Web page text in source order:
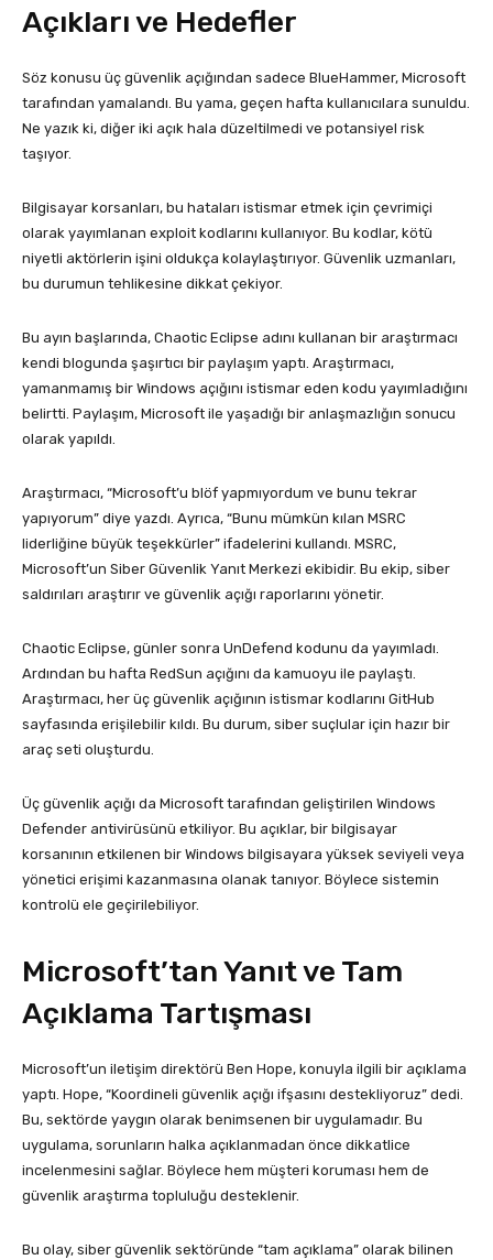
Açıkları ve Hedefler
Söz konusu üç güvenlik açığından sadece BlueHammer, Microsoft
tarafından yamalandı. Bu yama, geçen hafta kullanıcılara sunuldu.
Ne yazık ki, diğer iki açık hala düzeltilmedi ve potansiyel risk
taşıyor.
Bilgisayar korsanları, bu hataları istismar etmek için çevrimiçi
olarak yayımlanan exploit kodlarını kullanıyor. Bu kodlar, kötü
niyetli aktörlerin işini oldukça kolaylaştırıyor. Güvenlik uzmanları,
bu durumun tehlikesine dikkat çekiyor.
Bu ayın başlarında, Chaotic Eclipse adını kullanan bir araştırmacı
kendi blogunda şaşırtıcı bir paylaşım yaptı. Araştırmacı,
yamanmamış bir Windows açığını istismar eden kodu yayımladığını
belirtti. Paylaşım, Microsoft ile yaşadığı bir anlaşmazlığın sonucu
olarak yapıldı.
Araştırmacı, “Microsoft’u blöf yapmıyordum ve bunu tekrar
yapıyorum” diye yazdı. Ayrıca, “Bunu mümkün kılan MSRC
liderliğine büyük teşekkürler” ifadelerini kullandı. MSRC,
Microsoft’un Siber Güvenlik Yanıt Merkezi ekibidir. Bu ekip, siber
saldırıları araştırır ve güvenlik açığı raporlarını yönetir.
Chaotic Eclipse, günler sonra UnDefend kodunu da yayımladı.
Ardından bu hafta RedSun açığını da kamuoyu ile paylaştı.
Araştırmacı, her üç güvenlik açığının istismar kodlarını GitHub
sayfasında erişilebilir kıldı. Bu durum, siber suçlular için hazır bir
araç seti oluşturdu.
Üç güvenlik açığı da Microsoft tarafından geliştirilen Windows
Defender antivirüsünü etkiliyor. Bu açıklar, bir bilgisayar
korsanının etkilenen bir Windows bilgisayara yüksek seviyeli veya
yönetici erişimi kazanmasına olanak tanıyor. Böylece sistemin
kontrolü ele geçirilebiliyor.
Microsoft’tan Yanıt ve Tam
Açıklama Tartışması
Microsoft’un iletişim direktörü Ben Hope, konuyla ilgili bir açıklama
yaptı. Hope, “Koordineli güvenlik açığı ifşasını destekliyoruz” dedi.
Bu, sektörde yaygın olarak benimsenen bir uygulamadır. Bu
uygulama, sorunların halka açıklanmadan önce dikkatlice
incelenmesini sağlar. Böylece hem müşteri koruması hem de
güvenlik araştırma topluluğu desteklenir.
Bu olay, siber güvenlik sektöründe “tam açıklama” olarak bilinen